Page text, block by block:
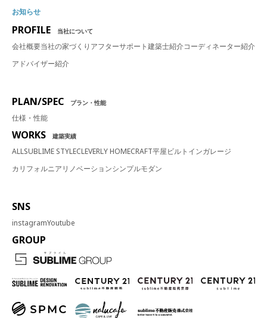
お知らせ
PROFILE 当社について
会社概要当社の家づくり アフターサポート建築士紹介コーディネーター紹介
アドバイザー紹介
PLAN/SPEC プラン・性能
仕様・性能
WORKS 建築実績
ALLSUBLIME STYLECLEVERLY HOMECRAFT平屋ビルトインガレージ
カリフォルニア リノベーションシンプルモダン
SNS
instagramYoutube
GROUP